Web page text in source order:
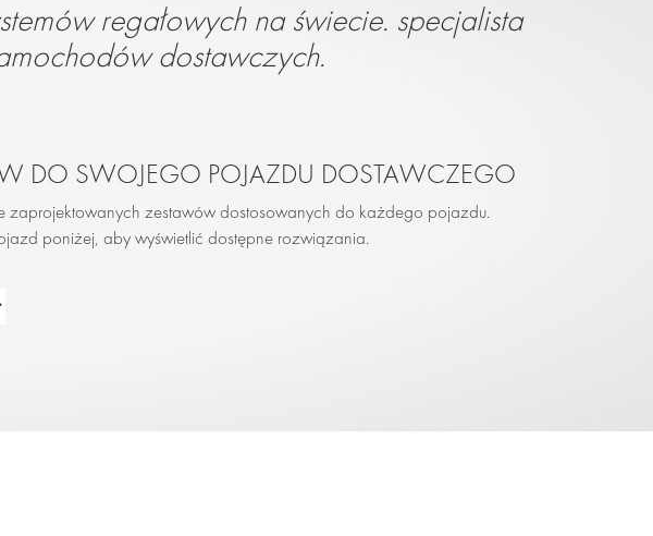
regałowych na świecie. specjalista
dostawczych.
DO SWOJEGO POJAZDU DOSTAWCZEGO
zaprojektowanych zestawów dostosowanych do każdego pojazdu.
poniżej, aby wyświetlić dostępne rozwiązania.